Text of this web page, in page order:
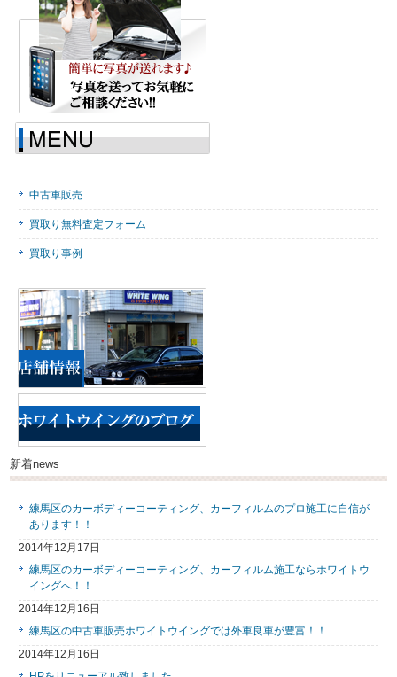
中古車販売
買取り無料査定フォーム
買取り事例
新着news
練馬区のカーボディーコーティング、カーフィルムのプロ施工に自信が
あります！！
2014年12月17日
練馬区のカーボディーコーティング、カーフィルム施工ならホワイトウ
イングへ！！
2014年12月16日
練馬区の中古車販売ホワイトウイングでは外車良車が豊富！！
2014年12月16日